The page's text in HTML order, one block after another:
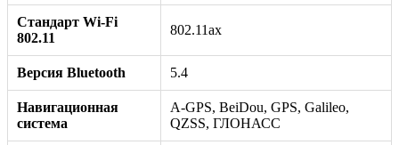
Стандарт Wi-Fi
802.11
802.11ax
Версия Bluetooth 5.4
Навигационная
система
A-GPS, BeiDou, GPS, Galileo,
QZSS, ГЛОНАСС